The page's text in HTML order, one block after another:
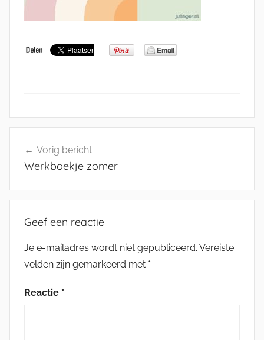
navigatie
Vorig bericht
Werkboekje zomer
Geef een reactie
Je e-mailadres wordt niet gepubliceerd. Vereiste
velden zijn gemarkeerd met *
Reactie *